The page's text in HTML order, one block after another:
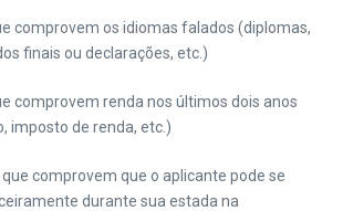
comprovem os idiomas falados (diplomas,
finais ou declarações, etc.)
comprovem renda nos últimos dois anos
imposto de renda, etc.)
comprovem que o aplicante pode se
durante sua estada na